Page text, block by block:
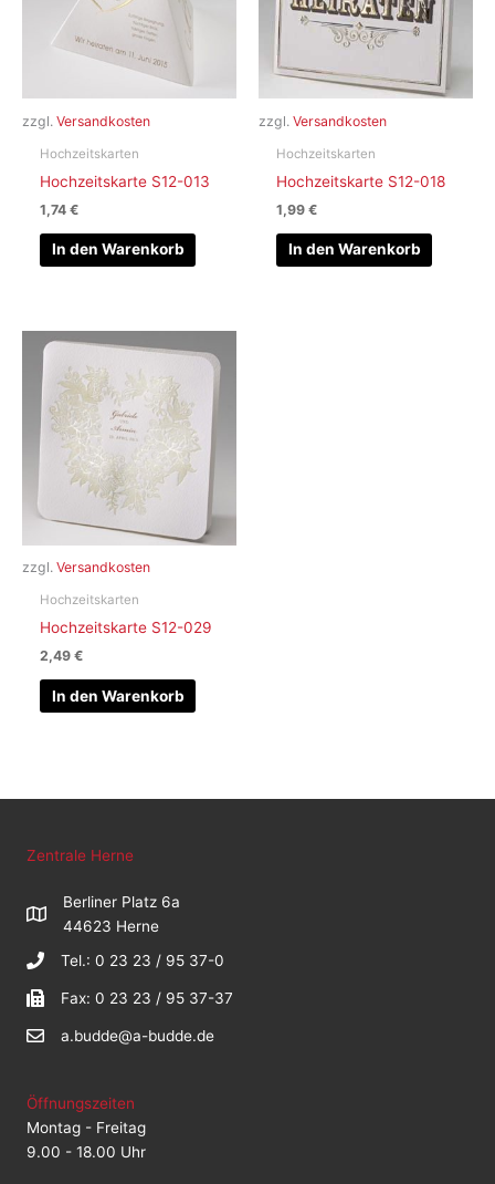
zzgl. Versandkosten
Hochzeitskarten
Hochzeitskarte S12-013
1,74€
In den Warenkorb
zzgl. Versandkosten
Hochzeitskarten
Hochzeitskarte S12-018
1,99€
In den Warenkorb
zzgl. Versandkosten
Hochzeitskarten
Hochzeitskarte S12-029
2,49€
In den Warenkorb
Zentrale Herne
Berliner Platz 6a
44623 Herne
Tel.: 0 23 23 / 95 37-0
Fax: 0 23 23 / 95 37-37
a.budde@a-budde.de
Öffnungszeiten
Montag - Freitag
9.00 - 18.00 Uhr